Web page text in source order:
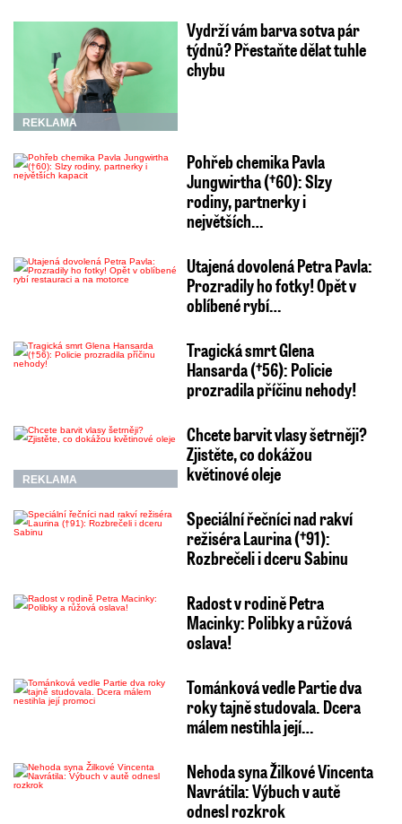
REKLAMA
Vydrží vám barva sotva pár
týdnů? Přestaňte dělat tuhle
chybu
Pohřeb chemika Pavla
Jungwirtha (†60): Slzy
rodiny, partnerky i
největších…
Utajená dovolená Petra Pavla:
Prozradily ho fotky! Opět v
oblíbené rybí…
Tragická smrt Glena
Hansarda (†56): Policie
prozradila příčinu nehody!
REKLAMA
Chcete barvit vlasy šetrněji?
Zjistěte, co dokážou
květinové oleje
Speciální řečníci nad rakví
režiséra Laurina (†91):
Rozbrečeli i dceru Sabinu
Radost v rodině Petra
Macinky: Polibky a růžová
oslava!
Tománková vedle Partie dva
roky tajně studovala. Dcera
málem nestihla její…
Nehoda syna Žilkové Vincenta
Navrátila: Výbuch v autě
odnesl rozkrok